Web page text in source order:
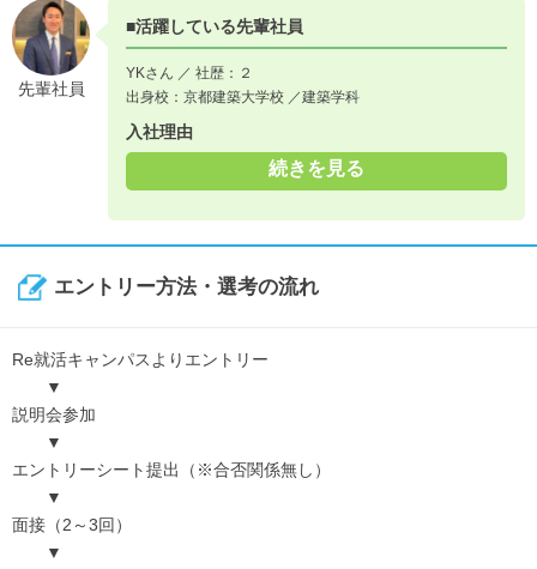
先輩社員
■活躍している先輩社員
YKさん ／ 社歴：２
出身校：京都建築大学校 ／建築学科
入社理由
続きを見る
エントリー方法・選考の流れ
Re就活キャンパスよりエントリー
▼
説明会参加
▼
エントリーシート提出（※合否関係無し）
▼
面接（2～3回）
▼